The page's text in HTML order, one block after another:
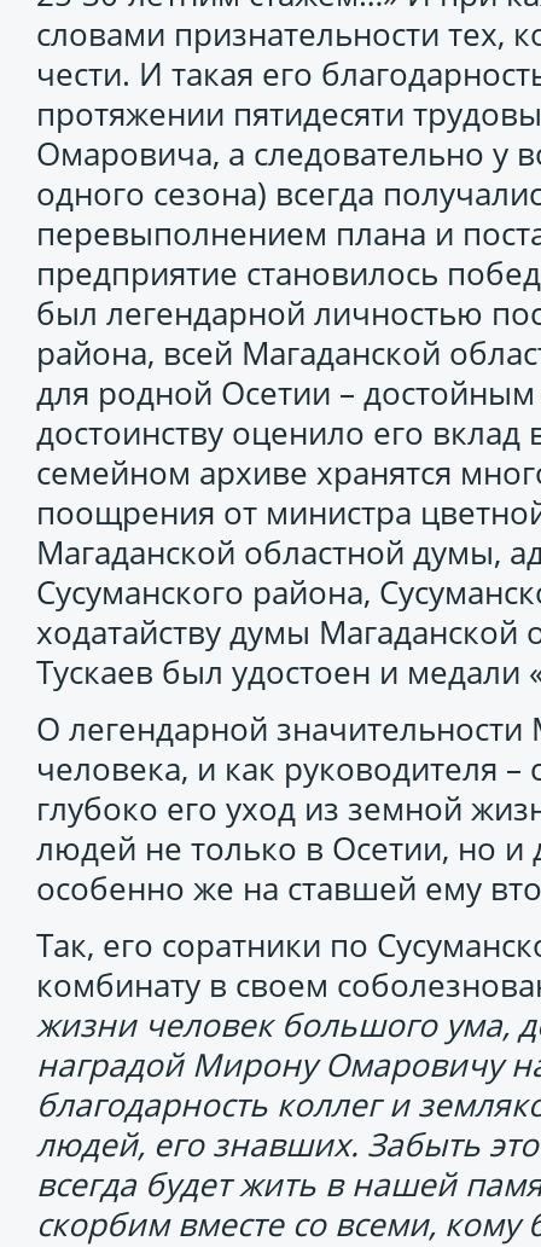
словами признательности тех,
чести. И такая его
протяжении пятидесяти
Омаровича, а следовательно у
одного сезона) всегда
перевыполнением плана и
предприятие становилось
был легендарной личностью
района, всей Магаданской
для родной Осетии –
достоинству оценило его
семейном архиве хранятся
поощрения от министра
Магаданской областной думы,
Сусуманского района,
ходатайству думы
Тускаев был удостоен и медали
О легендарной
человека, и как руководителя –
глубоко его уход из земной
людей не только в Осетии, но и
особенно же на ставшей ему
Так, его соратники по
комбинату в своем
жизни человек большого ума,
наградой Мирону Омаровичу
благодарность коллег и
людей, его знавших. Забыть
всегда будет жить в нашей
скорбим вместе со всеми,